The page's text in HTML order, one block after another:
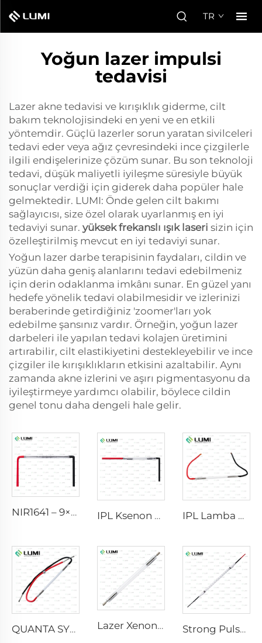
TR
Yoğun lazer impulsi
tedavisi
Lazer akne tedavisi ve kırışıklık giderme, cilt
bakım teknolojisindeki en yeni ve en etkili
yöntemdir. Güçlü lazerler sorun yaratan sivilceleri
tedavi eder veya ağız çevresindeki ince çizgilerle
ilgili endişelerinize çözüm sunar. Bu son teknoloji
tedavi, düşük maliyetli iyileşme süresiyle büyük
sonuçlar verdiği için giderek daha popüler hale
gelmektedir. LUMI: Önde gelen cilt bakımı
sağlayıcısı, size özel olarak uyarlanmış en iyi
tedaviyi sunar. yüksek frekanslı ışık laseri sizin için
özelleştirilmiş mevcut en iyi tedaviyi sunar.
Yoğun lazer darbe terapisinin faydaları, cildin ve
yüzün daha geniş alanlarını tedavi edebilmeniz
için derin odaklanma imkânı sunar. En güzel yanı
hedefe yönelik tedavi olabilmesidir ve izlerinizi
beraberinde getirdiğiniz 'zoomer'ları yok
edebilme şansınız vardır. Örneğin, yoğun lazer
darbeleri ile yapılan tedavi kolajen üretimini
artırabilir, cilt elastikiyetini destekleyebilir ve ince
çizgiler ile kırışıklıkların etkisini azaltabilir. Aynı
zamanda akne izlerini ve aşırı pigmentasyonu da
iyileştirmeye yardımcı olabilir, böylece cildin
genel tonu daha dengeli hale gelir.
NIR1641 – 9×45×110 mm IPL Ksenon Lambası P1541 – 9×45×100 mm IPL Lamba P2021-7×65×130 mm
QUANTA SYSTEM Lazer Xenon Lamba L2851 – 5×105×175 mm Strong Pulse Germicidal Lamba L3031 – 8×130×165 mm (Telli)